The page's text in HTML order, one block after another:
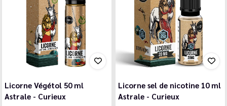
Licorne Végétol 50 ml
Astrale - Curieux
Licorne sel de nicotine 10 ml
Astrale - Curieux